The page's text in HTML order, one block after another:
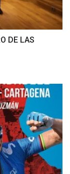
DE LAS